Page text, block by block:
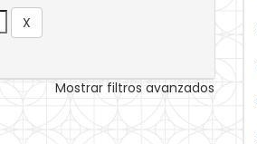
Mostrar filtros avanzados